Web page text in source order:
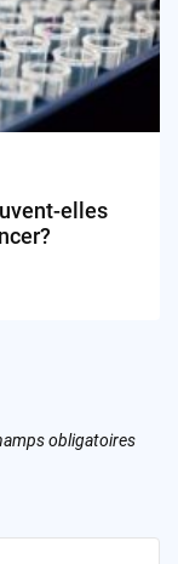
elles
obligatoires